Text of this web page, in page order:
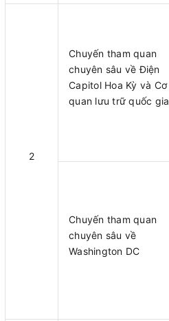
2
Chuyến tham quan
chuyên sâu về Điện
Capitol Hoa Kỳ và Cơ
quan lưu trữ quốc gia
Chuyến tham quan
chuyên sâu về
Washington DC